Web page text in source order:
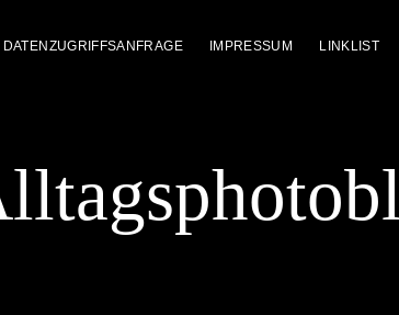
DATENZUGRIFFSANFRAGE IMPRESSUM LINKLIST